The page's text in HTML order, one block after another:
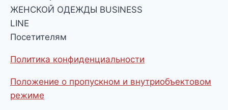
Посетителям
Политика конфиденциальности
Положение о пропускном и внутриобъектовом
режиме